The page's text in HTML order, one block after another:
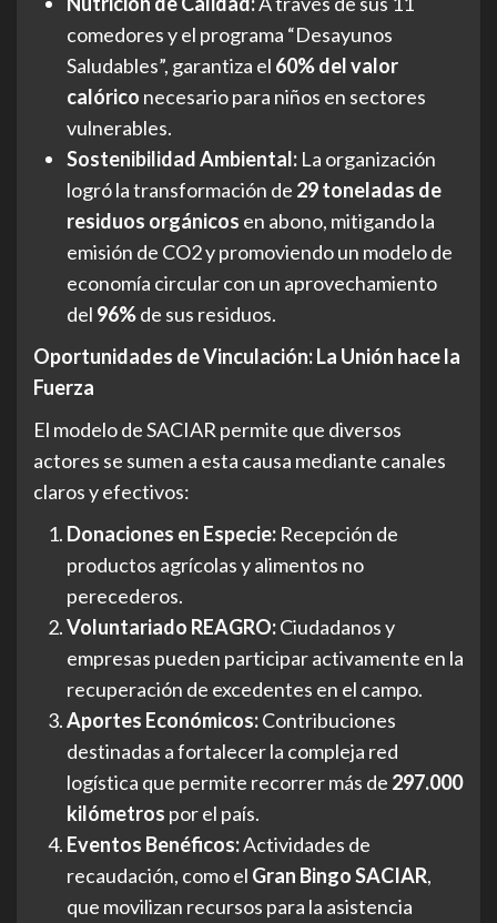
comedores y el programa “Desayunos
Saludables”, garantiza el 60% del valor
calórico necesario para niños en sectores
vulnerables.
Sostenibilidad Ambiental: La organización
logró la transformación de 29 toneladas de
residuos orgánicos en abono, mitigando la
emisión de CO2 y promoviendo un modelo de
economía circular con un aprovechamiento
del 96%de sus residuos.
Oportunidades de Vinculación: La Unión hace la
Fuerza
El modelo de SACIAR permite que diversos
actores se sumen a esta causa mediante canales
claros y efectivos:
Donaciones en Especie: Recepción de
productos agrícolas y alimentos no
perecederos.
Voluntariado REAGRO:Ciudadanos y
empresas pueden participar activamente en la
recuperación de excedentes en el campo.
Aportes Económicos:Contribuciones
destinadas a fortalecer la compleja red
logística que permite recorrer más de 297.000
kilómetros por el país.
Eventos Benéficos:Actividades de
recaudación, como el Gran Bingo SACIAR,
que movilizan recursos para la asistencia